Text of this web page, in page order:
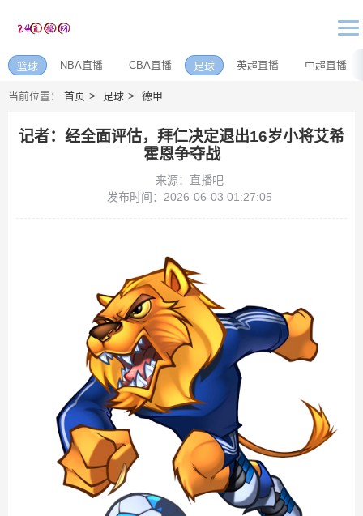
篮球 NBA直播 CBA直播 足球 英超直播 中超直播
当前位置： 首页 足球 德甲
记者：经全面评估，拜仁决定退出16岁小将艾希
霍恩争夺战
来源：直播吧
发布时间：2026-06-03 01:27:05